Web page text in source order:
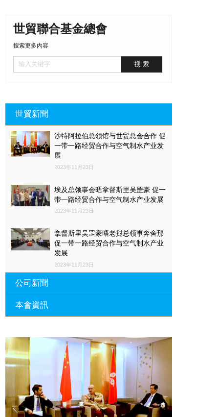
世貿聯合基金總會
搜索更多內容
世貿新聞
沙特阿拉伯总领馆与世贸总会合作 促
一带一路经贸合作与空气制水产业发
展
2023年11月23日
埃及总领事会晤拿督斯里吴罡豪 促一
带一路经贸合作与空气制水产业发展
2023年11月23日
拿督斯里吴罡豪晤老挝总领事奔舍那
促一带一路经贸合作与空气制水产业
发展
2023年11月23日
公司新聞
一带一路经贸合作与空气制水产业发
2023年11月23日
埃及总领事会晤拿督斯里吴罡豪 促一
带一路经贸合作与空气制水产业发展
2023年11月23日
拿督斯里吴罡豪晤土耳其总领事 促一
带一路经贸合作与空气制水产业发展
本會資訊
長瑚蒞臨 天泉鼎豐深圳總部及國際標
量波量子研究院
2021年12月10日
標量波光量子導入系統聯合國總部拿
督斯裏吳達鎔教授首發
2021年12月10日